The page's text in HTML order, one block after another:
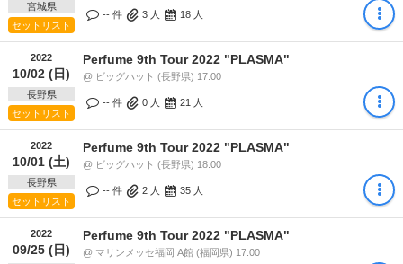
宮城県
セットリスト
-- 件 3 人 18 人
2022
10/02 (日)
長野県
セットリスト
Perfume 9th Tour 2022 "PLASMA"
@ ビッグハット (長野県) 17:00
-- 件 0 人 21 人
2022
10/01 (土)
長野県
セットリスト
Perfume 9th Tour 2022 "PLASMA"
@ ビッグハット (長野県) 18:00
-- 件 2 人 35 人
2022
09/25 (日)
Perfume 9th Tour 2022 "PLASMA"
@ マリンメッセ福岡 A館 (福岡県) 17:00